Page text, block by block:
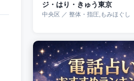
ジ・はり・きゅう東京
中央区 ／ 整体・指圧,もみほぐし